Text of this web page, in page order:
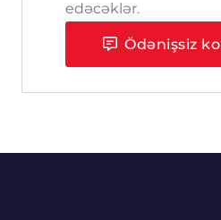
edəcəklər.
Ödənişsiz